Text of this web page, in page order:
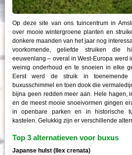
Op deze site van ons tuincentrum in
over mooie wintergroene planten en
donkere maanden van het jaar nog
voorkomende, geliefde struiken die
eeuwenlang – overal in West-Europa werd
weinig onderhoud en te snoeien in elke
Eerst werd de struik in
buxusschimmel en toen dook die
bijna geen redden meer aan. Hele hagen,
en de meest mooie snoeivormen gingen
in openbare parken en in historische
kastelen. Gelukkig zijn er verschillende
Top 3 alternatieven voor buxus
Japanse hulst (Ilex crenata)